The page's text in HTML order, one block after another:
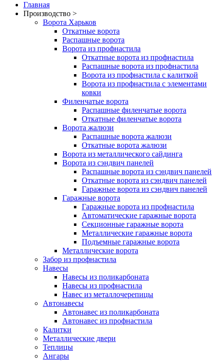
Главная
Производство >
Ворота Харьков
Откатные ворота
Распашные ворота
Ворота из профнастила
Откатные ворота из профнастила
Распашные ворота из профнастила
Ворота из профнастила с калиткой
Ворота из профнастила с элементами
ковки
Филенчатые ворота
Распашные филенчатые ворота
Откатные филенчатые ворота
Ворота жалюзи
Распашные ворота жалюзи
Откатные ворота жалюзи
Ворота из металлического сайдинга
Ворота из сэндвич панелей
Распашные ворота из сэндвич панелей
Откатные ворота из сэндвич панелей
Гаражные ворота из сэндвич панелей
Гаражные ворота
Гаражные ворота из профнастила
Автоматические гаражные ворота
Секционные гаражные ворота
Металлические гаражные ворота
Подъемные гаражные ворота
Металлические ворота
Забор из профнастила
Навесы
Навесы из поликарбоната
Навесы из профнастила
Навес из металлочерепицы
Автонавесы
Автонавес из поликарбоната
Автонавес из профнастила
Калитки
Металлические двери
Теплицы
Ангары